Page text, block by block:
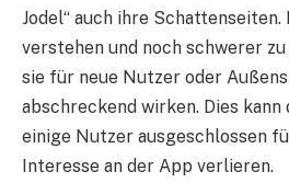
Jodel“ auch ihre
verstehen und noch schwerer
sie für neue Nutzer oder
abschreckend wirken. Dies kann
einige Nutzer ausgeschlossen
Interesse an der App verlieren.